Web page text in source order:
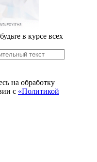
в курсе всех
на обработку
с «Политикой